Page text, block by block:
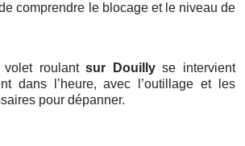
comprendre le blocage et le niveau de
volet roulantsur Douillyse intervient
dans l’heure, avec l’outillage et les
pour dépanner.